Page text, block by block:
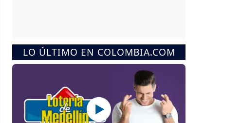
LO ÚLTIMO EN COLOMBIA.COM